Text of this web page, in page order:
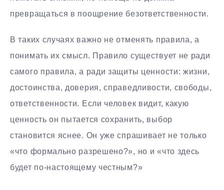
превращаться в поощрение безответственности.
В таких случаях важно не отменять правила, а
понимать их смысл. Правило существует не ради
самого правила, а ради защиты ценности: жизни,
достоинства, доверия, справедливости, свободы,
ответственности. Если человек видит, какую
ценность он пытается сохранить, выбор
становится яснее. Он уже спрашивает не только
«что формально разрешено?», но и «что здесь
будет по-настоящему честным?»